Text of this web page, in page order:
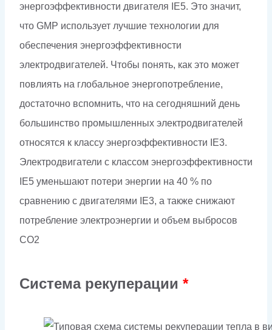
энергоэффективности двигателя IE5. Это значит,
что GMP использует лучшие технологии для
обеспечения энергоэффективности
электродвигателей. Чтобы понять, как это может
повлиять на глобальное энергопотребление,
достаточно вспомнить, что на сегодняшний день
большинство промышленных электродвигателей
относятся к классу энергоэффективности IE3.
Электродвигатели с классом энергоэффективности
IE5 уменьшают потери энергии на 40 % по
сравнению с двигателями IE3, а также снижают
потребление электроэнергии и объем выбросов
CO2
Система рекуперации *